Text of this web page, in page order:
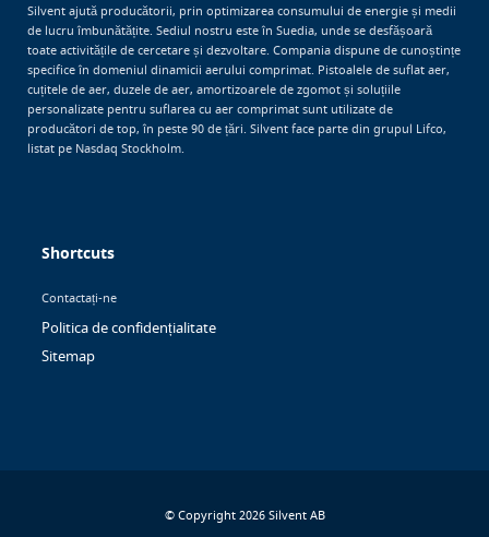
Silvent ajută producătorii, prin optimizarea consumului de energie și medii
de lucru îmbunătățite. Sediul nostru este în Suedia, unde se desfășoară
toate activitățile de cercetare și dezvoltare. Compania dispune de cunoștințe
specifice în domeniul dinamicii aerului comprimat. Pistoalele de suflat aer,
cuțitele de aer, duzele de aer, amortizoarele de zgomot și soluțiile
personalizate pentru suflarea cu aer comprimat sunt utilizate de
producători de top, în peste 90 de țări. Silvent face parte din grupul Lifco,
listat pe Nasdaq Stockholm.
Shortcuts
Contactați-ne
Politica de confidențialitate
Sitemap
© Copyright 2026 Silvent AB